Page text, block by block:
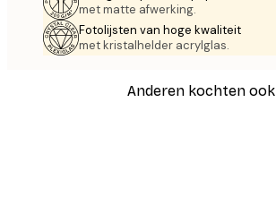
met matte afwerking.
Fotolijsten van hoge kwaliteit
met kristalhelder acrylglas.
Anderen kochten ook